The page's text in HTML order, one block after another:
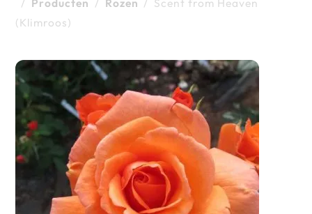
/ Producten / Rozen / Scent from Heaven
(Klimroos)